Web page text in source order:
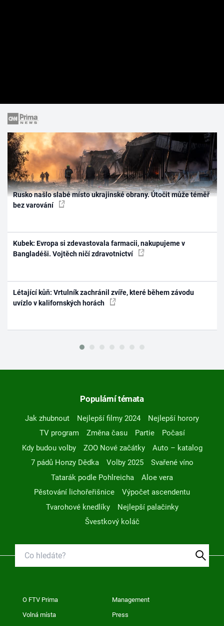
Rusko našlo slabé místo ukrajinské obrany. Útočit může téměř
bez varování
Kubek: Evropa si zdevastovala farmacii, nakupujeme v
Bangladéši. Vojtěch ničí zdravotnictví
Létající kůň: Vrtulník zachránil zvíře, které během závodu
uvízlo v kalifornských horách
Populární témata
Jak zhubnout Nejlepší filmy 2024
Nejlepší horory
TV program
Změna času Partie
Počasí
Kdy budou volby
ZOO Nové začátky
Auto – katalog
7 pádů Honzy Dědka
Volby 2025
Svařené víno
Tatarák podle Pohlreicha
Aloe vera
Pěstování lichořeřišnice
Výpočet ascendentu
Tvarohové knedlíky
Nejlepší palačinky
Švestkový koláč
O FTV Prima Management
Volná místa Press